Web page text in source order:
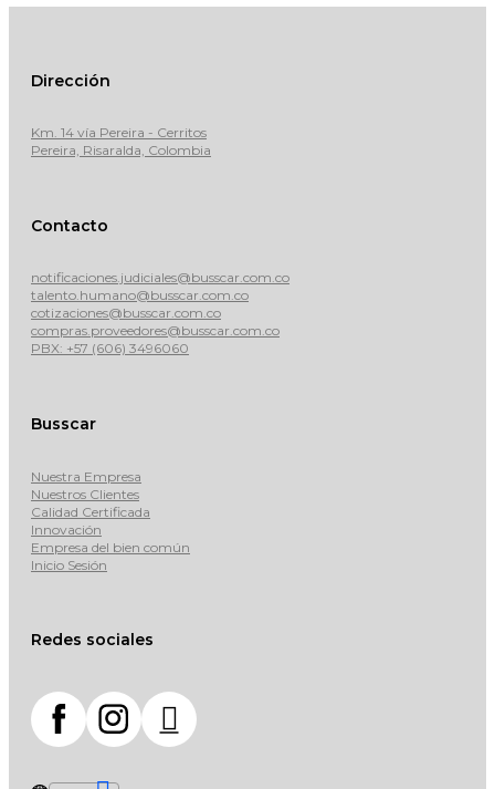
Dirección
Km. 14 vía Pereira - Cerritos
Pereira, Risaralda, Colombia
Contacto
notificaciones.judiciales@busscar.com.co
talento.humano@busscar.com.co
cotizaciones@busscar.com.co
compras.proveedores@busscar.com.co
PBX: +57 (606) 3496060
Busscar
Nuestra Empresa
Nuestros Clientes
Calidad Certificada
Innovación
Empresa del bien común
Inicio Sesión
Redes sociales